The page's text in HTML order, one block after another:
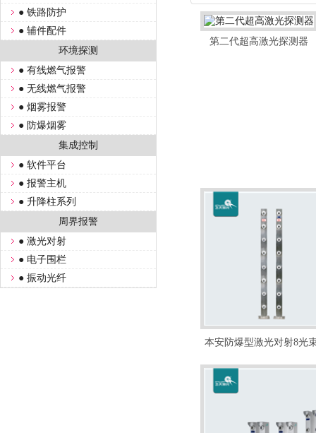
● 铁路防护
● 辅件配件
环境探测
● 有线燃气报警
● 无线燃气报警
● 烟雾报警
● 防爆烟雾
集成控制
● 软件平台
● 报警主机
● 升降柱系列
周界报警
● 激光对射
● 电子围栏
● 振动光纤
第二代超高激光探测器
本安防爆型激光对射8光